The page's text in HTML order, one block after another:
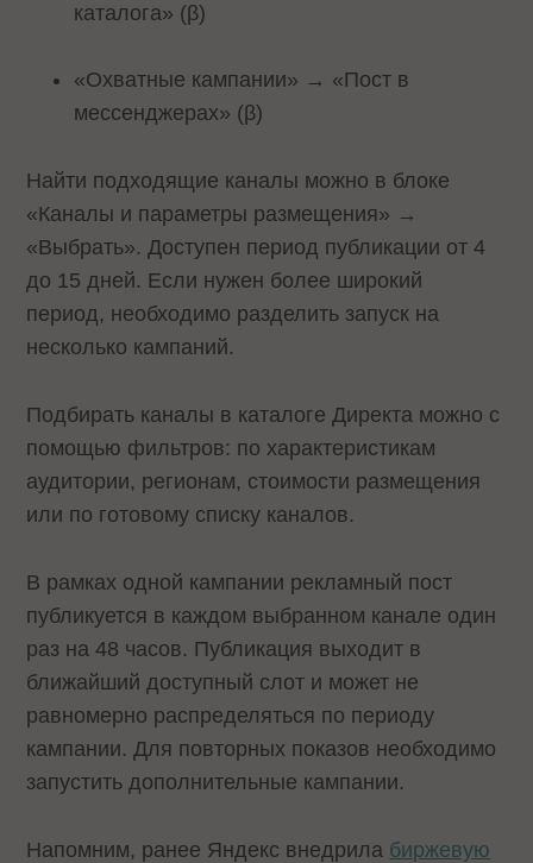
каталога» (β)
«Охватные кампании» → «Пост в
мессенджерах» (β)
Найти подходящие каналы можно в блоке
«Каналы и параметры размещения» →
«Выбрать». Доступен период публикации от 4
до 15 дней. Если нужен более широкий
период, необходимо разделить запуск на
несколько кампаний.
Подбирать каналы в каталоге Директа можно с
помощью фильтров: по характеристикам
аудитории, регионам, стоимости размещения
или по готовому списку каналов.
В рамках одной кампании рекламный пост
публикуется в каждом выбранном канале один
раз на 48 часов. Публикация выходит в
ближайший доступный слот и может не
равномерно распределяться по периоду
кампании. Для повторных показов необходимо
запустить дополнительные кампании.
Напомним, ранее Яндекс внедрила биржевую